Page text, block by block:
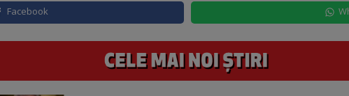
Facebook